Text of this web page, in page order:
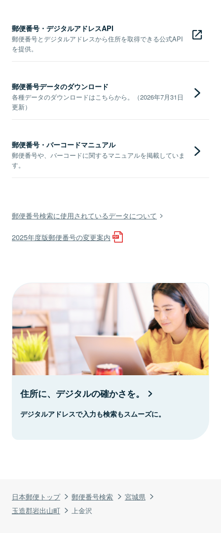
日本郵便トップ 郵便番号検索
宮城県
玉造郡岩出山町
上金沢
郵便番号・デジタルアドレスAPI
郵便番号とデジタルアドレスから住所を取得できる公式API
を提供。
郵便番号データのダウンロード
各種データのダウンロードはこちらから。（2026年7月31日
更新）
郵便番号・バーコードマニュアル
郵便番号や、バーコードに関するマニュアルを掲載していま
す。
郵便番号検索に使用されているデータについて
2025年度版郵便番号の変更案内
住所に、デジタルの確かさを。
デジタルアドレスで入力も検索もスムーズに。